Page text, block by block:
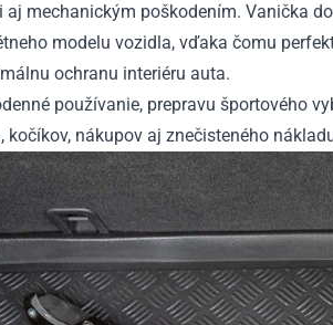
mechanickým poškodením. Vanička
modelu vozidla, vďaka čomu
ochranu interiéru auta.
používanie, prepravu športového
kočíkov, nákupov aj znečisteného